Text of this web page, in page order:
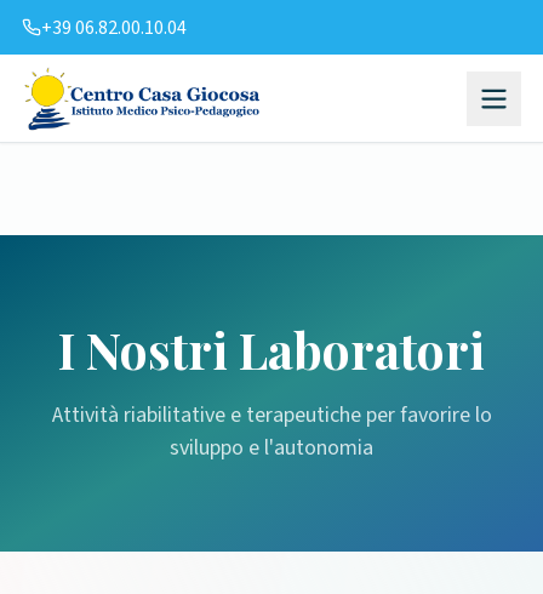
+39 06.82.00.10.04
I Nostri Laboratori
Attività riabilitative e terapeutiche per favorire lo
sviluppo e l'autonomia